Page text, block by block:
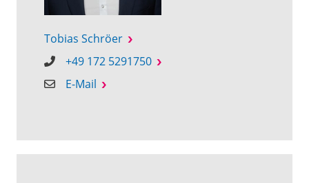
Tobias Schröer
+49 172 5291750
E-Mail